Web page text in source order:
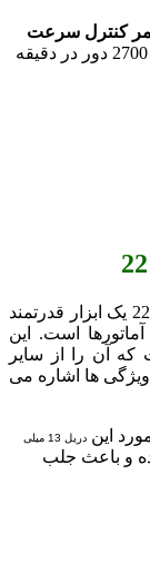
کنترل سرعت
دریل 13 میلی متری چکشی رونیکس مدل 2211X یک ابزار قدرتمند
است. این
آن را از سایر
ویژگی ها اشاره می
این
دریل 13 میلی
و باعث جلب